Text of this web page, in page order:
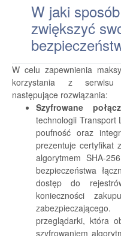
W jaki
zwiększyć
W celu zapewnienia
korzystania z serwisu
następujące rozwiązania:
Szyfrowane
technologii Transport
poufność oraz
prezentuje certyfikat
algorytmem SHA-
bezpieczeństwa
dostęp do
konieczności
przeglądarki, która
szyfrowaniem